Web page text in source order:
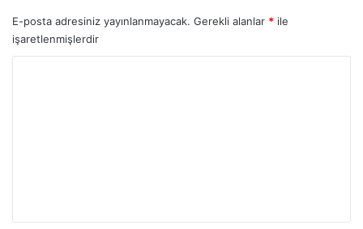
E-posta adresiniz yayınlanmayacak. Gerekli alanlar * ile
işaretlenmişlerdir